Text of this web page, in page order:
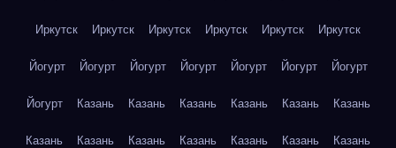
Иркутск Иркутск Иркутск Иркутск Иркутск Иркутск
Йогурт Йогурт Йогурт Йогурт Йогурт Йогурт Йогурт
Йогурт Казань Казань Казань Казань Казань Казань
Казань Казань Казань Казань Казань Казань Казань